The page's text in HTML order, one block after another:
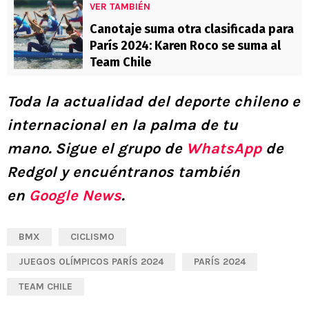
VER TAMBIÉN
Canotaje suma otra clasificada para
París 2024: Karen Roco se suma al
Team Chile
Toda la actualidad del deporte chileno e
internacional en la palma de tu
mano. Sigue el grupo de WhatsAppde
Redgol y encuéntranos también
en Google News.
BMX CICLISMO
JUEGOS OLÍMPICOS PARÍS 2024 PARÍS 2024
TEAM CHILE